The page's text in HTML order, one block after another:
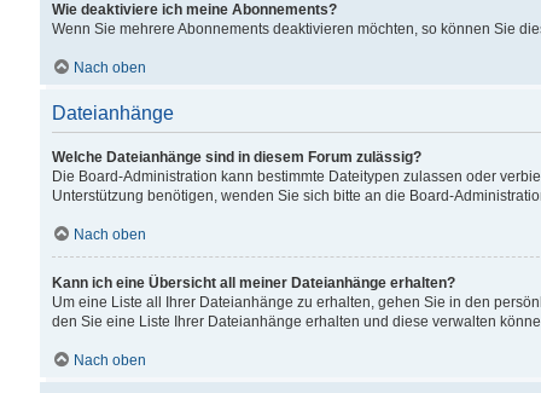
Wie deaktiviere ich meine Abonnements?
Wenn Sie mehrere Abonnements deaktivieren möchten, so können Sie
Nach oben
Dateianhänge
Welche Dateianhänge sind in diesem Forum zulässig?
Die Board-Administration kann bestimmte Dateitypen zulassen oder
Unterstützung benötigen, wenden Sie sich bitte an die Board-
Nach oben
Kann ich eine Übersicht all meiner Dateianhänge erhalten?
Um eine Liste all Ihrer Dateianhänge zu erhalten, gehen Sie in den
den Sie eine Liste Ihrer Dateianhänge erhalten und diese verwalten
Nach oben